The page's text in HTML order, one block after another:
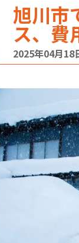
旭川市
ス、費
2025年04月18